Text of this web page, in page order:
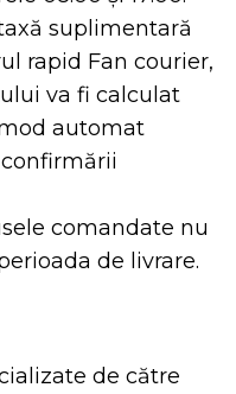
suplimentară
rapid Fan courier,
va fi calculat
automat
comandate nu
de livrare.
de către